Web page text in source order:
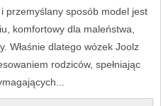
przemyślany sposób model jest
komfortowy dla maleństwa,
Właśnie dlatego wózek Joolz
rodziców, spełniając